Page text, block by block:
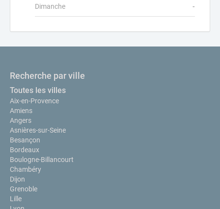
Dimanche -
Recherche par ville
Toutes les villes
Aix-en-Provence
Amiens
Angers
Asnières-sur-Seine
Besançon
Bordeaux
Boulogne-Billancourt
Chambéry
Dijon
Grenoble
Lille